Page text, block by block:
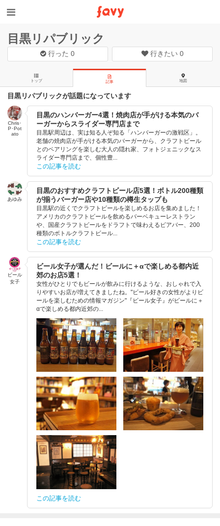
目黒リパブリック
行った0 行きたい 0
トップ 記事 地図
目黒リパブリックが話題になっています
Chris･
P･Pot
ato
目黒のハンバーガー4選！焼肉店が手がける本気のバ
ーガーからスライダー専門店まで
目黒駅周辺は、実は知る人ぞ知る「ハンバーガーの激戦区」。
老舗の焼肉店が手がける本気のバーガーから、クラフトビール
とのペアリングを楽しむ大人の隠れ家、フォトジェニックなス
ライダー専門店まで、個性豊...
この記事を読む
あゆみ
目黒のおすすめクラフトビール店5選！ボトル200種類
が揃うバーガー店や10種類の樽生タップも
目黒駅の近くでクラフトビールを楽しめるお店を集めました！
アメリカのクラフトビールを飲めるバーベキューレストラン
や、国産クラフトビールをドラフトで味わえるビアバー、200
種類のボトルクラフトビール...
この記事を読む
ビール
女子
ビール女子が選んだ！ビールに＋αで楽しめる都内近
郊のお店5選！
女性がひとりでもビールが飲みに行けるような、おしゃれで入
りやすいお店が増えてきましたね。"ビール好きの女性がよりビ
ールを楽しむための情報マガジン"『ビール女子』がビールに＋
αで楽しめる都内近郊の...
この記事を読む